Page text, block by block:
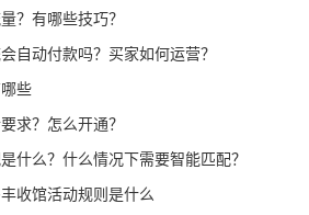
？有哪些技巧？
自动付款吗？买家如何运营？
些
求？怎么开通？
什么？什么情况下需要智能匹配？
收馆活动规则是什么